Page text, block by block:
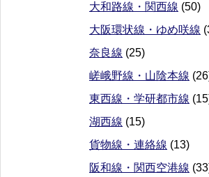
大和路線・関西線 (50)
大阪環状線・ゆめ咲線
奈良線 (25)
嵯峨野線・山陰本線
東西線・学研都市線
湖西線 (15)
貨物線・連絡線 (13)
阪和線・関西空港線